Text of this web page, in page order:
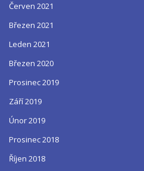
Červen 2021
Březen 2021
Leden 2021
Březen 2020
Prosinec 2019
Září 2019
Únor 2019
Prosinec 2018
Říjen 2018